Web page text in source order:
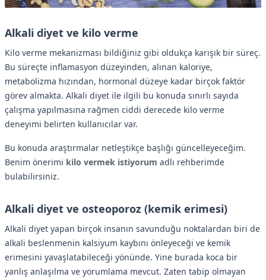
Alkali diyet ve kilo verme
Kilo verme mekanizması bildiğiniz gibi oldukça karışık bir süreç.
Bu süreçte inflamasyon düzeyinden, alınan kaloriye,
metabolizma hızından, hormonal düzeye kadar birçok faktör
görev almakta. Alkali diyet ile ilgili bu konuda sınırlı sayıda
çalışma yapılmasına rağmen ciddi derecede kilo verme
deneyimi belirten kullanıcılar var.
Bu konuda araştırmalar netleştikçe başlığı güncelleyeceğim.
Benim önerimi kilo vermek istiyorum adlı rehberimde
bulabilirsiniz.
Alkali diyet ve osteoporoz (kemik erimesi)
Alkali diyet yapan birçok insanın savunduğu noktalardan biri de
alkali beslenmenin kalsiyum kaybını önleyeceği ve kemik
erimesini yavaşlatabileceği yönünde. Yine burada koca bir
yanlış anlaşılma ve yorumlama mevcut. Zaten tabip olmayan